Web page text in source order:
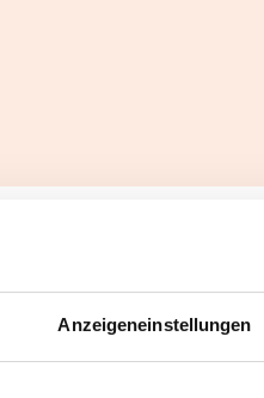
Anzeigeneinstellungen